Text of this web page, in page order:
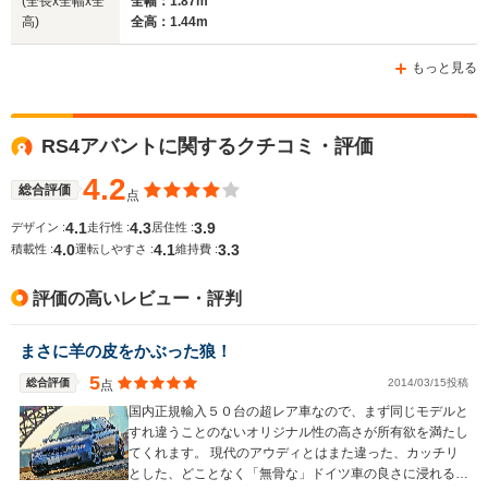
WLTCモード
燃費
7.5km/L
高)
全高：1.44m
もっと見る
RS4アバントに関するクチコミ・評価
総合評価 4.2点
デザイン :4.1走行性 :4.3 居住性 :3.9
積載性 :4.0運転しやすさ :4.1維持費 :3.3
評価の高いレビュー・評判
まさに羊の皮をかぶった狼！
総合評価 5点 2014/03/15投稿
国内正規輸入５０台の超レア車なので、まず同じモデルと
すれ違うことのないオリジナル性の高さが所有欲を満たし
てくれます。 現代のアウディとはまた違った、カッチリ
とした、どことなく「無骨な」ドイツ車の良さに浸れる車